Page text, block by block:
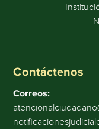
Contáctenos
Correos: